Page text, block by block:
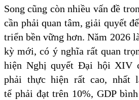
Song cũng còn nhiều vấn đề
cần phải quan tâm, giải quyết
triển bền vững hơn. Năm 2026
kỳ mới, có ý nghĩa rất quan
hiện Nghị quyết Đại hội XIV
phải thực hiện rất cao, nhất
tế phải đạt trên 10%, GDP